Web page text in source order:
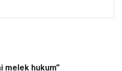
melek hukum”